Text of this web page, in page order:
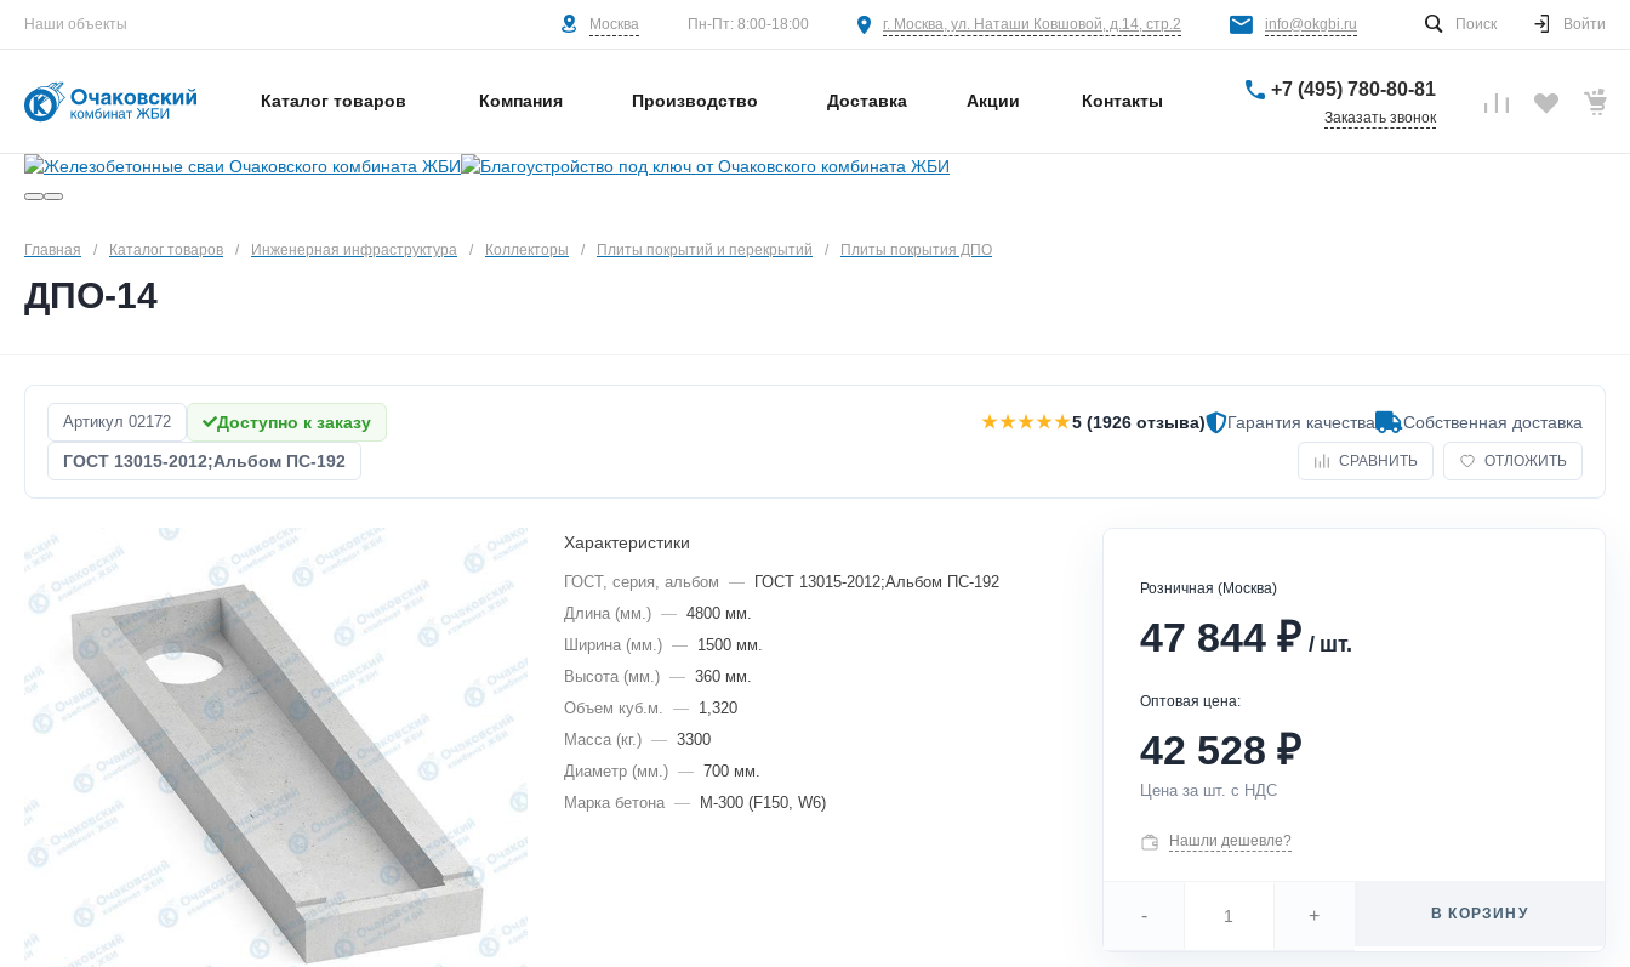
Наши объекты Москва Пн-Пт: 8:00-18:00 г. Москва, ул. Наташи Ковшовой, д.14, стр.2 info@okgbi.ru Поиск Войти
Каталог товаров Компания Производство Доставка Акции Контакты
+7 (495) 780-80-81
Заказать звонок
Главная / Каталог товаров / Инженерная инфраструктура / Коллекторы / Плиты покрытий и перекрытий / Плиты покрытия ДПО
ДПО-14
Артикул 02172
Доступно к заказу
ГОСТ 13015-2012;Альбом ПС-192
★★★★★5 (1926 отзыва) Гарантия качества Собственная доставка
СРАВНИТЬ ОТЛОЖИТЬ
Характеристики
ГОСТ, серия, альбом —
ГОСТ 13015-2012;Альбом ПС-192
Длина (мм.) — 4800 мм.
Ширина (мм.) —
1500 мм.
Высота (мм.) — 360 мм.
Объем куб.м. —
1,320
Масса (кг.) — 3300
Диаметр (мм.) — 700 мм.
Марка бетона — M-300 (F150, W6)
Розничная (Москва)
47 844₽ / шт.
Оптовая цена:
42 528₽
Цена за шт. с НДС
Нашли дешевле?
- + В КОРЗИНУ